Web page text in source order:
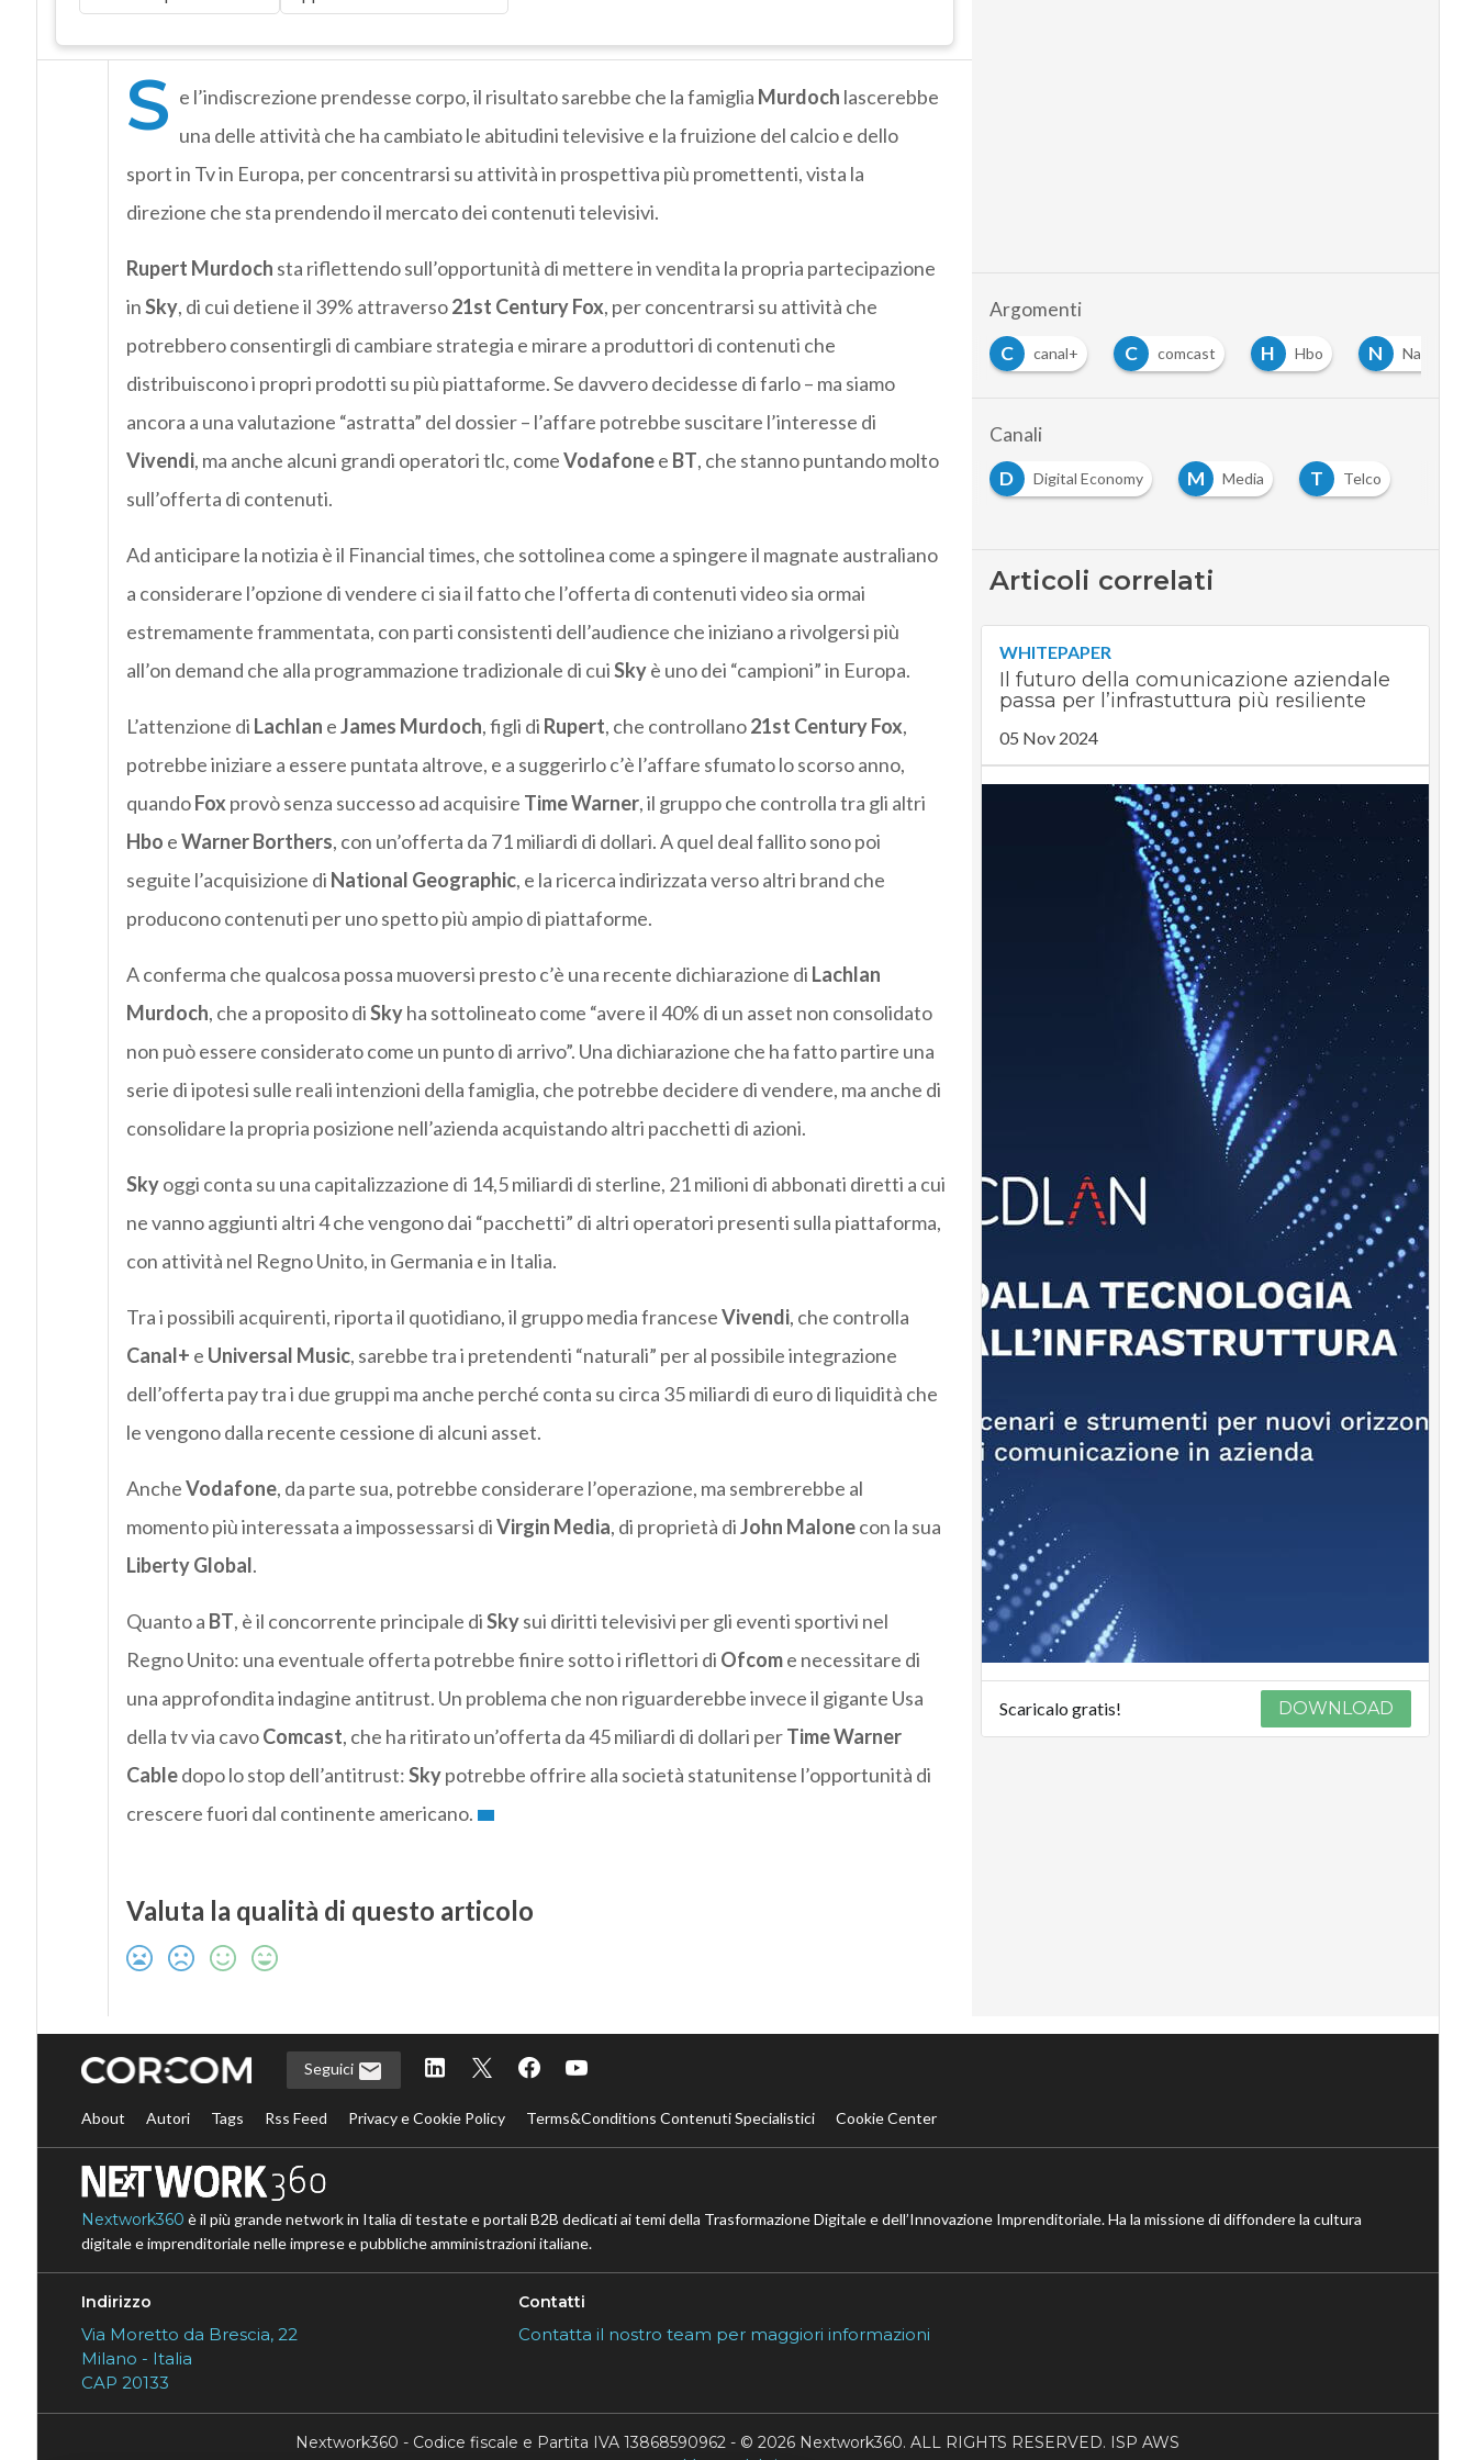
S e l’indiscrezione prendesse corpo, il risultato sarebbe che la famiglia Murdoch lascerebbe
una delle attività che ha cambiato le abitudini televisive e la fruizione del calcio e dello
sport in Tv in Europa, per concentrarsi su attività in prospettiva più promettenti, vista la
direzione che sta prendendo il mercato dei contenuti televisivi.
Rupert Murdoch sta riflettendo sull’opportunità di mettere in vendita la propria partecipazione
inSky, di cui detiene il 39% attraverso21st Century Fox, per concentrarsi su attività che
potrebbero consentirgli di cambiare strategia e mirare a produttori di contenuti che
distribuiscono i propri prodotti su più piattaforme. Se davvero decidesse di farlo – ma siamo
ancora a una valutazione “astratta” del dossier – l’affare potrebbe suscitare l’interesse di
Vivendi, ma anche alcuni grandi operatori tlc, comeVodafonee BT, che stanno puntando molto
sull’offerta di contenuti.
Ad anticipare la notizia è il Financial times, che sottolinea come a spingere il magnate australiano
a considerare l’opzione di vendere ci sia il fatto che l’offerta di contenuti video sia ormai
estremamente frammentata, con parti consistenti dell’audience che iniziano a rivolgersi più
all’on demand che alla programmazione tradizionale di cuiSkyè uno dei “campioni” in Europa.
L’attenzione di Lachlan eJames Murdoch, figli di Rupert, che controllano21st Century Fox,
potrebbe iniziare a essere puntata altrove, e a suggerirlo c’è l’affare sfumato lo scorso anno,
quandoFox provò senza successo ad acquisire Time Warner, il gruppo che controlla tra gli altri
Hbo eWarner Borthers, con un’offerta da 71 miliardi di dollari. A quel deal fallito sono poi
seguite l’acquisizione di National Geographic, e la ricerca indirizzata verso altri brand che
producono contenuti per uno spetto più ampio di piattaforme.
A conferma che qualcosa possa muoversi presto c’è una recente dichiarazione di Lachlan
Murdoch, che a proposito diSkyha sottolineato come “avere il 40% di un asset non consolidato
non può essere considerato come un punto di arrivo”. Una dichiarazione che ha fatto partire una
serie di ipotesi sulle reali intenzioni della famiglia, che potrebbe decidere di vendere, ma anche di
consolidare la propria posizione nell’azienda acquistando altri pacchetti di azioni.
Skyoggi conta su una capitalizzazione di 14,5 miliardi di sterline, 21 milioni di abbonati diretti a cui
ne vanno aggiunti altri 4 che vengono dai “pacchetti” di altri operatori presenti sulla piattaforma,
con attività nel Regno Unito, in Germania e in Italia.
Tra i possibili acquirenti, riporta il quotidiano, il gruppo media franceseVivendi, che controlla
Canal+ e Universal Music, sarebbe tra i pretendenti “naturali” per al possibile integrazione
dell’offerta pay tra i due gruppi ma anche perché conta su circa 35 miliardi di euro di liquidità che
le vengono dalla recente cessione di alcuni asset.
AncheVodafone, da parte sua, potrebbe considerare l’operazione, ma sembrerebbe al
momento più interessata a impossessarsi diVirgin Media, di proprietà diJohn Malonecon la sua
Liberty Global.
Quanto a BT, è il concorrente principale diSkysui diritti televisivi per gli eventi sportivi nel
Regno Unito: una eventuale offerta potrebbe finire sotto i riflettori di Ofcome necessitare di
una approfondita indagine antitrust. Un problema che non riguarderebbe invece il gigante Usa
della tv via cavoComcast, che ha ritirato un’offerta da 45 miliardi di dollari perTime Warner
Cabledopo lo stop dell’antitrust:Skypotrebbe offrire alla società statunitense l’opportunità di
crescere fuori dal continente americano.
Valuta la qualità di questo articolo
Argomenti
B
BT C comcast H Hbo N National Geographic
Canali
D
Digital Economy M Media T Telco
Articoli correlati
WHITEPAPER
Il futuro della comunicazione aziendale
passa per l’infrastuttura più resiliente
05 Nov 2024
Scaricalo gratis! DOWNLOAD
Seguici
About Autori Tags Rss Feed Privacy e Cookie Policy Terms&Conditions Contenuti Specialistici Cookie Center
Nextwork360 è il più grande network in Italia di testate e portali B2B dedicati ai temi della Trasformazione Digitale e dell’Innovazione Imprenditoriale. Ha la missione di diffondere la cultura
digitale e imprenditoriale nelle imprese e pubbliche amministrazioni italiane.
Indirizzo
Via Moretto da Brescia, 22
Milano - Italia
CAP 20133
Contatti
Contatta il nostro team per maggiori informazioni
Nextwork360 - Codice fiscale e Partita IVA 13868590962 - © 2026 Nextwork360. ALL RIGHTS RESERVED. ISP AWS